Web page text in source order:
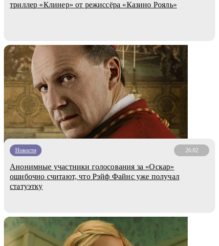
триллер «Клинер» от режиссёра «Казино Рояль»
Новости 26.02
Анонимные участники голосования за «Оскар»
ошибочно считают, что Рэйф Файнс уже получал
статуэтку